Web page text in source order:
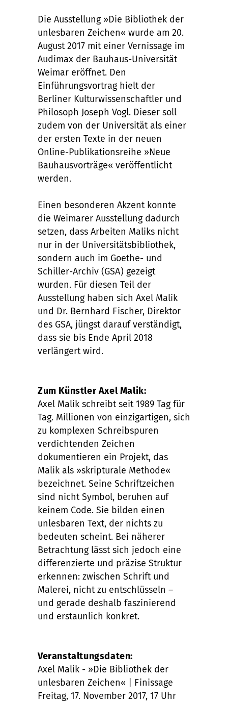
Die Ausstellung »Die Bibliothek der
unlesbaren Zeichen« wurde am 20.
August 2017 mit einer Vernissage im
Audimax der Bauhaus-Universität
Weimar eröffnet. Den
Einführungsvortrag hielt der
Berliner Kulturwissenschaftler und
Philosoph Joseph Vogl. Dieser soll
zudem von der Universität als einer
der ersten Texte in der neuen
Online-Publikationsreihe »Neue
Bauhausvorträge« veröffentlicht
werden.
Einen besonderen Akzent konnte
die Weimarer Ausstellung dadurch
setzen, dass Arbeiten Maliks nicht
nur in der Universitätsbibliothek,
sondern auch im Goethe- und
Schiller-Archiv (GSA) gezeigt
wurden. Für diesen Teil der
Ausstellung haben sich Axel Malik
und Dr. Bernhard Fischer, Direktor
des GSA, jüngst darauf verständigt,
dass sie bis Ende April 2018
verlängert wird.
Zum Künstler Axel Malik:
Axel Malik schreibt seit 1989 Tag für
Tag. Millionen von einzigartigen, sich
zu komplexen Schreibspuren
verdichtenden Zeichen
dokumentieren ein Projekt, das
Malik als »skripturale Methode«
bezeichnet. Seine Schriftzeichen
sind nicht Symbol, beruhen auf
keinem Code. Sie bilden einen
unlesbaren Text, der nichts zu
bedeuten scheint. Bei näherer
Betrachtung lässt sich jedoch eine
differenzierte und präzise Struktur
erkennen: zwischen Schrift und
Malerei, nicht zu entschlüsseln –
und gerade deshalb faszinierend
und erstaunlich konkret.
Veranstaltungsdaten:
Axel Malik - »Die Bibliothek der
unlesbaren Zeichen« | Finissage
Freitag, 17. November 2017, 17 Uhr